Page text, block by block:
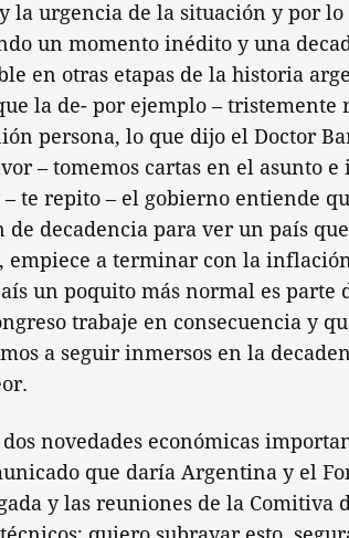
la urgencia de la situación y por
un momento inédito y una
en otras etapas de la historia
la de- por ejemplo – tristemente
persona, lo que dijo el Doctor
– tomemos cartas en el asunto
te repito – el gobierno entiende
decadencia para ver un país
empiece a terminar con la
un poquito más normal es parte
trabaje en consecuencia y
a seguir inmersos en la
novedades económicas
que daría Argentina y el
y las reuniones de la Comitiva